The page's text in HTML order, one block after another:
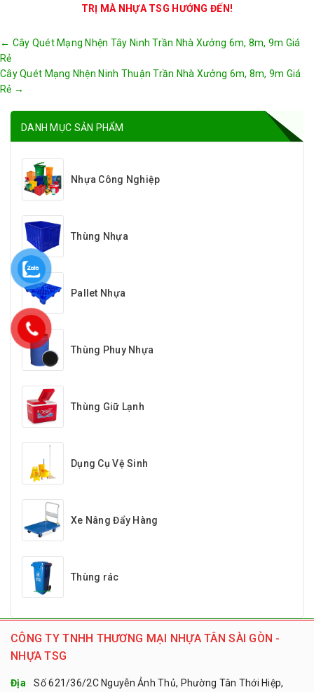
TRỊ MÀ NHỰA TSG HƯỚNG ĐẾN!
Post
navigation
← Cây Quét Mạng Nhện Tây Ninh Trần Nhà Xưởng 6m, 8m, 9m Giá
Rẻ
Cây Quét Mạng Nhện Ninh Thuận Trần Nhà Xưởng 6m, 8m, 9m Giá
Rẻ →
DANH MỤC SẢN PHẨM
Nhựa Công Nghiệp
Thùng Nhựa
Pallet Nhựa
Thùng Phuy Nhựa
Thùng Giữ Lạnh
Dụng Cụ Vệ Sinh
Xe Nâng Đẩy Hàng
Thùng rác
CÔNG TY TNHH THƯƠNG MẠI NHỰA TÂN SÀI GÒN -
NHỰA TSG
Địa Số 621/36/2C Nguyễn Ảnh Thủ, Phường Tân Thới Hiệp,